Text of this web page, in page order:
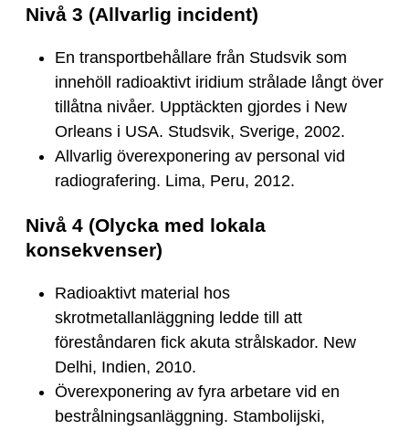
Nivå 3 (Allvarlig incident)
En transportbehållare från Studsvik som
innehöll radioaktivt iridium strålade långt över
tillåtna nivåer. Upptäckten gjordes i New
Orleans i USA. Studsvik, Sverige, 2002.
Allvarlig överexponering av personal vid
radiografering. Lima, Peru, 2012.
Nivå 4 (Olycka med lokala
konsekvenser)
Radioaktivt material hos
skrotmetallanläggning ledde till att
föreståndaren fick akuta strålskador. New
Delhi, Indien, 2010.
Överexponering av fyra arbetare vid en
bestrålningsanläggning. Stambolijski,